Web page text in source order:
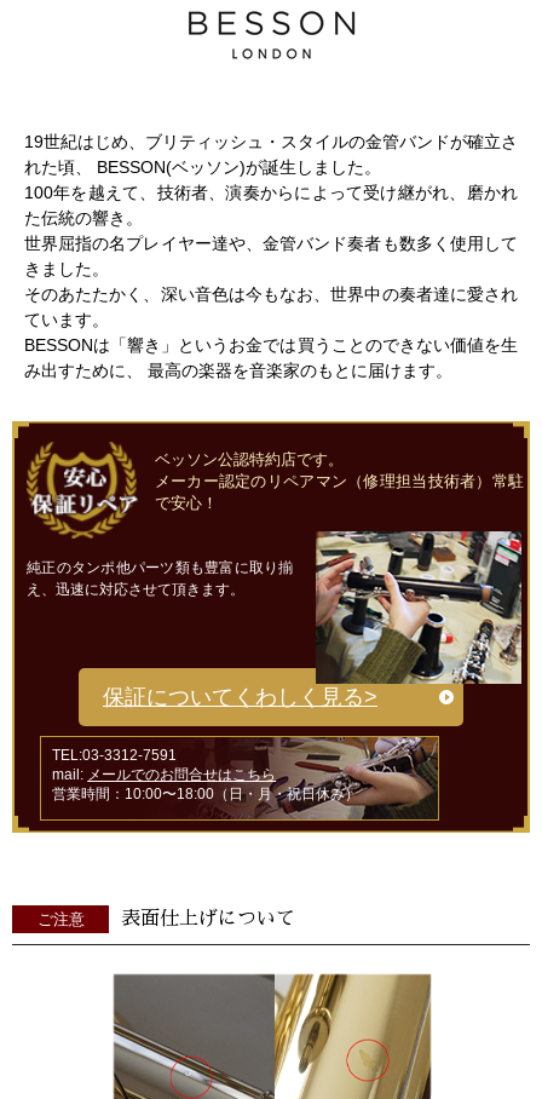
19世紀はじめ、ブリティッシュ・スタイルの金管バンドが確立さ
れた頃、 BESSON(ベッソン)が誕生しました。
100年を越えて、技術者、演奏からによって受け継がれ、磨かれ
た伝統の響き。
世界屈指の名プレイヤー達や、金管バンド奏者も数多く使用して
きました。
そのあたたかく、深い音色は今もなお、世界中の奏者達に愛され
ています。
BESSONは「響き」というお金では買うことのできない価値を生
み出すために、 最高の楽器を音楽家のもとに届けます。
ベッソン公認特約店です。
メーカー認定のリペアマン（修理担当技術者）常駐
で安心！
純正のタンポ他パーツ類も豊富に取り揃
え、迅速に対応させて頂きます。
保証についてくわしく見る>
TEL:03-3312-7591
mail: メールでのお問合せはこちら
営業時間：10:00〜18:00（日・月・祝日休み）
ご注意 表面仕上げについて